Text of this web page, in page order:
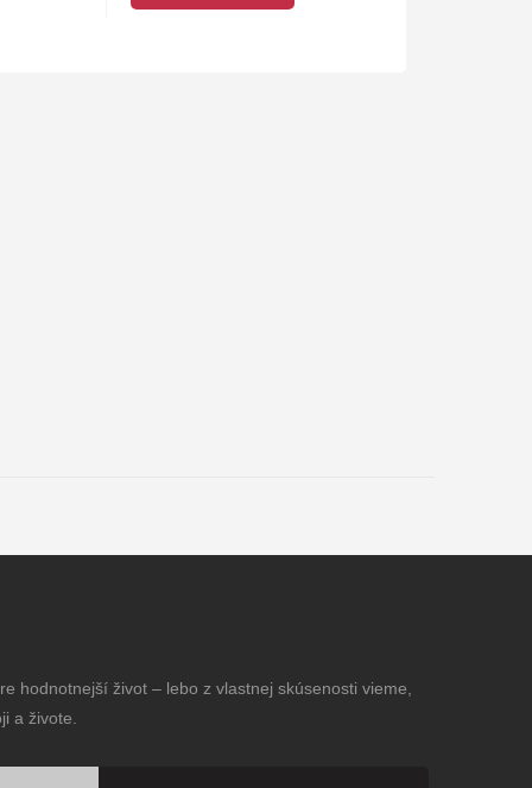
hodnotnejší život – lebo z vlastnej skúsenosti vieme,
a živote.